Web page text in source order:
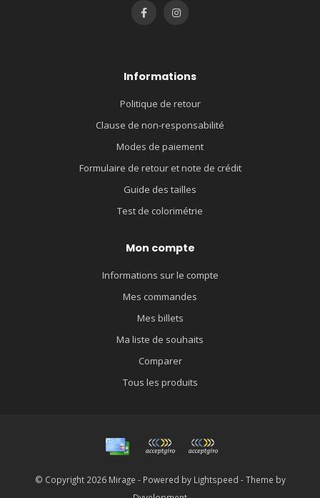
Informations
Politique de retour
Clause de non-responsabilité
Modes de paiement
Formulaire de retour et note de crédit
Guide des tailles
Test de colorimétrie
Mon compte
Informations sur le compte
Mes commandes
Mes billets
Ma liste de souhaits
Comparer
Tous les produits
© Copyright 2026 Mirage - Powered by Lightspeed - Theme by